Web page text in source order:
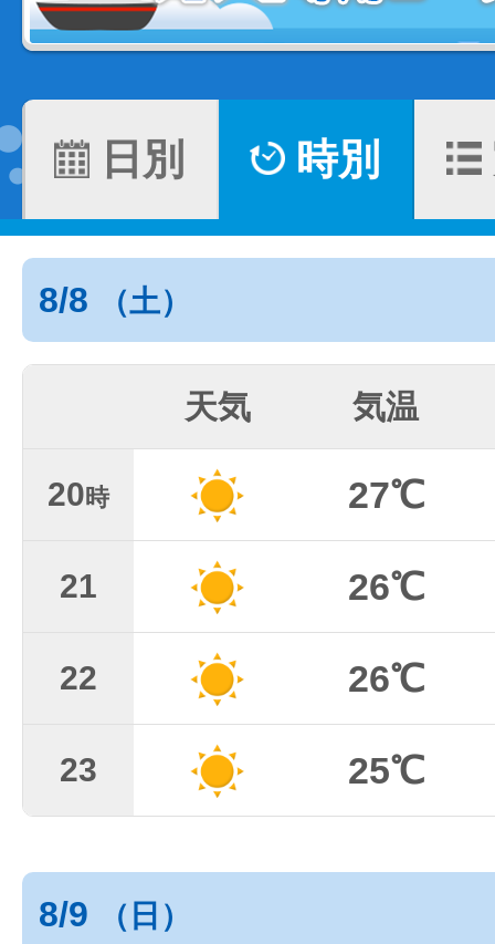
日別 時別
8/8 （土）
天気 気温
20時 27℃
21 26℃
22 26℃
23 25℃
8/9 （日）